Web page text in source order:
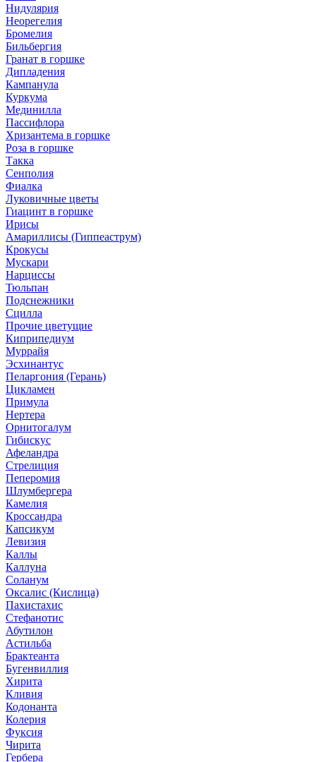
Нидулярия
Неорегелия
Бромелия
Бильбергия
Гранат в горшке
Дипладения
Кампанула
Куркума
Мединилла
Пассифлора
Хризантема в горшке
Роза в горшке
Такка
Сенполия
Фиалка
Луковичные цветы
Гиацинт в горшке
Ирисы
Амариллисы (Гиппеаструм)
Крокусы
Мускари
Нарциссы
Тюльпан
Подснежники
Сцилла
Прочие цветущие
Киприпедиум
Муррайя
Эсхинантус
Пеларгония (Герань)
Цикламен
Примула
Нертера
Орнитогалум
Гибискус
Афеландра
Стрелиция
Пеперомия
Шлумбергера
Камелия
Кроссандра
Капсикум
Левизия
Каллы
Каллуна
Соланум
Оксалис (Кислица)
Пахистахис
Стефанотис
Абутилон
Астильба
Брактеанта
Бугенвиллия
Хирита
Кливия
Кодонанта
Колерия
Фуксия
Чирита
Гербера